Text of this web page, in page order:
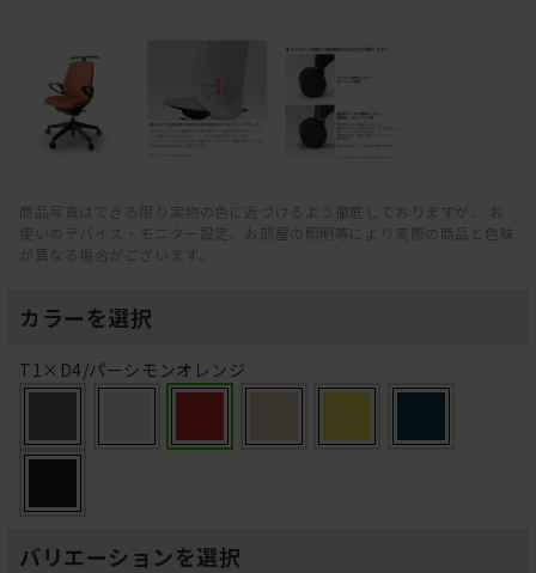
商品写真はできる限り実物の色に近づけるよう徹底しておりますが、 お
使いのデバイス・モニター設定、お部屋の照明等により実際の商品と色味
が異なる場合がございます。
カラーを選択
T1×D4/パーシモンオレンジ
バリエーションを選択